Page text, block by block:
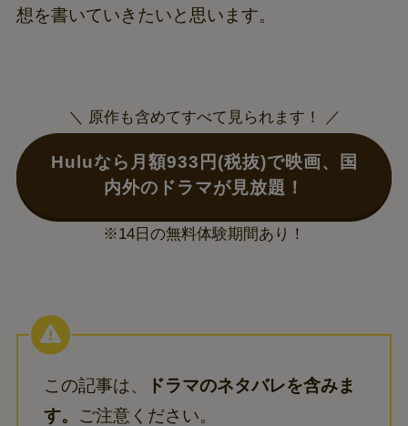
想を書いていきたいと思います。
＼ 原作も含めてすべて見られます！ ／
Huluなら月額933円(税抜)で映画、国
内外のドラマが見放題！
※14日の無料体験期間あり！
この記事は、
ドラマのネタバレを含みま
す。 ご注意ください。